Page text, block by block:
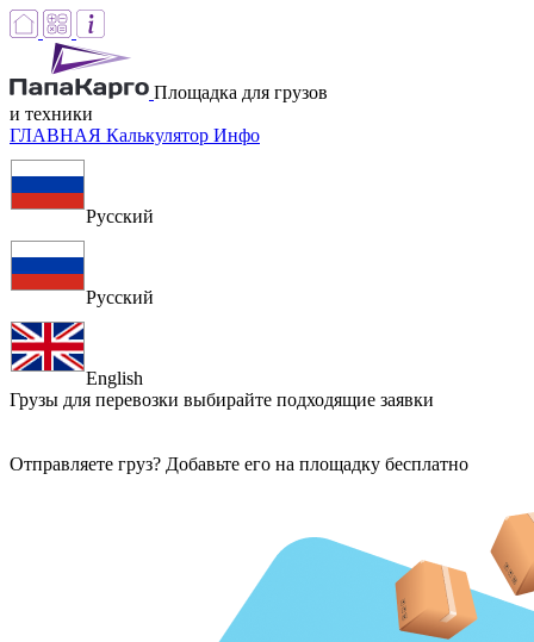
Площадка для грузов
и техники
ГЛАВНАЯ Калькулятор Инфо
Русский
Русский
English
Грузы для перевозки выбирайте подходящие заявки
Отправляете груз? Добавьте его на площадку бесплатно